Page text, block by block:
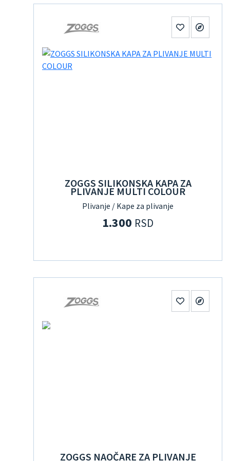
ZOGGS SILIKONSKA KAPA ZA
PLIVANJE MULTI COLOUR
Plivanje / Kape za plivanje
1.300 RSD
ZOGGS NAOČARE ZA PLIVANJE